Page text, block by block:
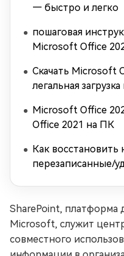
— быстро и легко
пошаговая
Microsoft Office
Скачать Microsoft
легальная
Microsoft Office
Office 2021 на ПК
Как
перезаписанные/
SharePoint, платформа
Microsoft, служит
совместного